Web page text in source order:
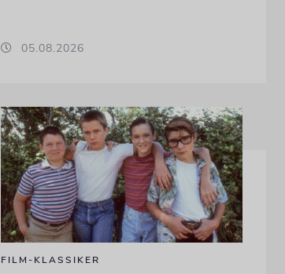
05.08.2026
FILM-KLASSIKER